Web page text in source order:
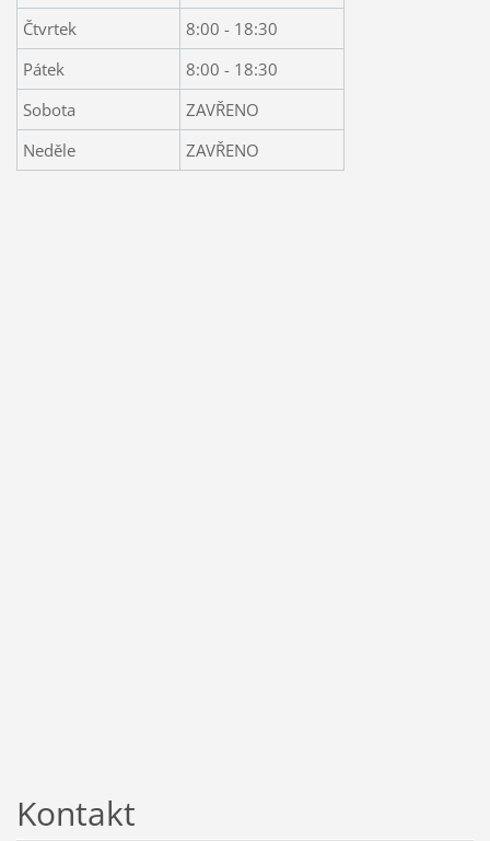
Čtvrtek
8:00 - 18:30
Pátek
8:00 - 18:30
Sobota
ZAVŘENO
Neděle
ZAVŘENO
Kontakt